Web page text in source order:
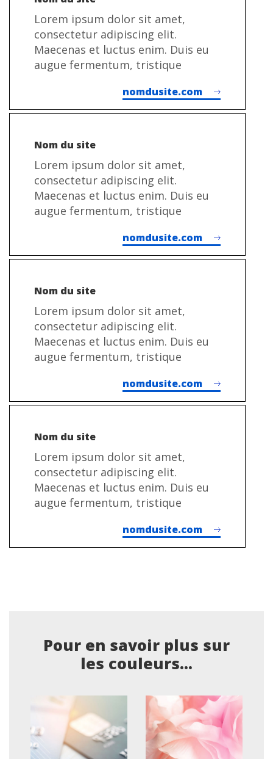
Lorem ipsum dolor sit amet,
consectetur adipiscing elit.
Maecenas et luctus enim. Duis eu
augue fermentum, tristique
nomdusite.com
Nom du site
Lorem ipsum dolor sit amet,
consectetur adipiscing elit.
Maecenas et luctus enim. Duis eu
augue fermentum, tristique
nomdusite.com
Nom du site
Lorem ipsum dolor sit amet,
consectetur adipiscing elit.
Maecenas et luctus enim. Duis eu
augue fermentum, tristique
nomdusite.com
Nom du site
Lorem ipsum dolor sit amet,
consectetur adipiscing elit.
Maecenas et luctus enim. Duis eu
augue fermentum, tristique
nomdusite.com
Pour en savoir plus sur
les couleurs...